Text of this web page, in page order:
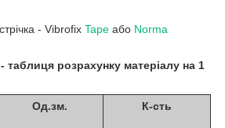
- Vibrofix Tape або Norma
- таблиця розрахунку матеріалу на 1
Од.зм. К-сть